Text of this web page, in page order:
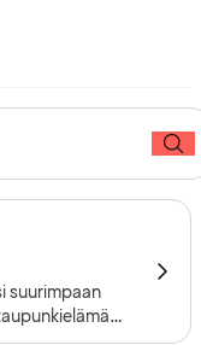
suurimpaan